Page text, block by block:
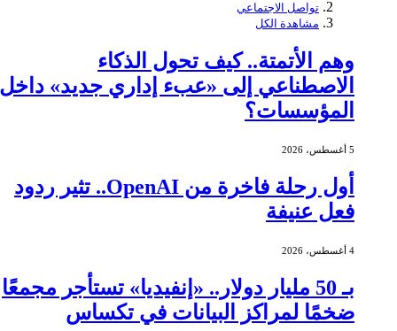
تواصل الاجتماعي
مشاهدة الكل
وهم الأتمتة.. كيف تحول الذكاء
الاصطناعي إلى «عبء إداري جديد» داخل
المؤسسات؟
5 أغسطس، 2026
أول رحلة فاخرة من OpenAI.. تثير ردود
فعل عنيفة
4 أغسطس، 2026
بـ 50 مليار دولار.. «إنفيديا» تستأجر مجمعًا
ضخمًا لمراكز البيانات في تكساس